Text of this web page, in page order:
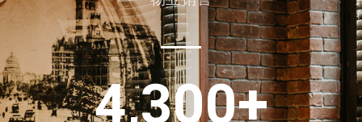
4,300+